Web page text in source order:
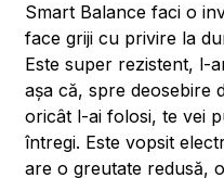
Smart Balance faci o
face griji cu privire la
Este super rezistent, l-
așa că, spre deosebire
oricât l-ai folosi, te vei
întregi. Este vopsit
are o greutate redusă,